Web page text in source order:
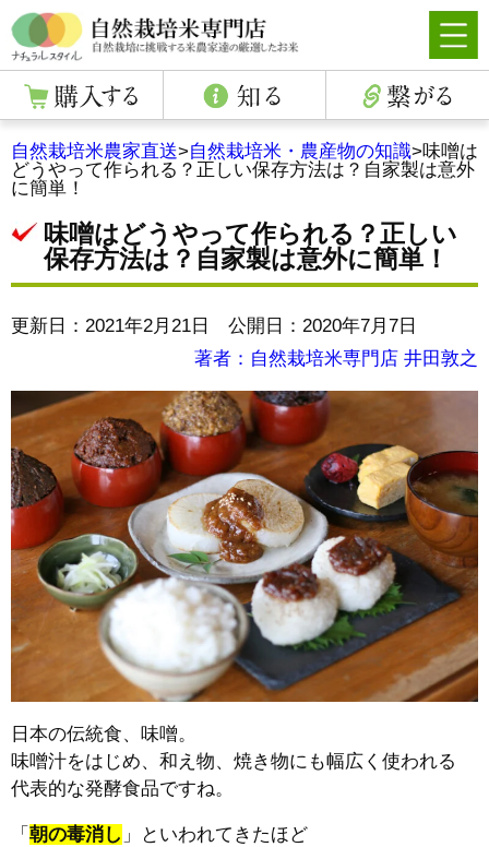
自然栽培米農家直送>自然栽培米・農産物の知識>味噌は
どうやって作られる？正しい保存方法は？自家製は意外
に簡単！
味噌はどうやって作られる？正しい
保存方法は？自家製は意外に簡単！
更新日：2021年2月21日 公開日：2020年7月7日
著者：自然栽培米専門店 井田敦之
日本の伝統食、味噌。
味噌汁をはじめ、和え物、焼き物にも幅広く使われる
代表的な発酵食品ですね。
「 朝の毒消し 」といわれてきたほど